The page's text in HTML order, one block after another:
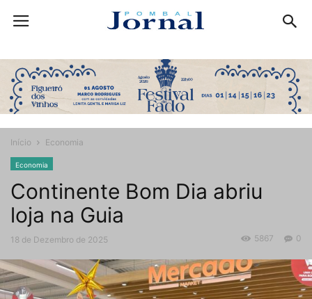
Início Economia
Economia
Continente Bom Dia abriu
loja na Guia
18 de Dezembro de 2025 0
5867